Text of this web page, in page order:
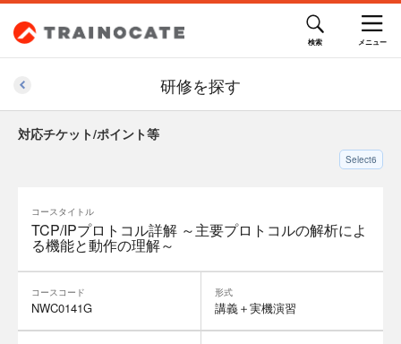
研修を探す
対応チケット/ポイント等
Select6
コースタイトル
TCP/IPプロトコル詳解 ～主要プロトコルの解析によ
る機能と動作の理解～
コースコード
NWC0141G
形式
講義＋実機演習